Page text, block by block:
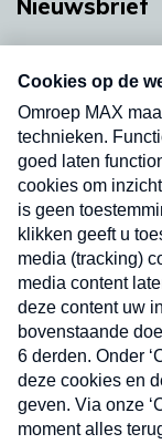
Nieuwsbrief
Neem hier een
nieuwsbrief.
uw mailbox.
Nieuwsbrief
Neem hier een